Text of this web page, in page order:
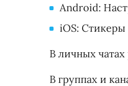
Android:
iOS: Стикеры
В личных
В группах и